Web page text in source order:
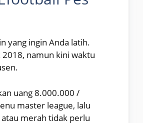
yang ingin Anda latih.
2018, namun kini waktu
uang 8.000.000 /
master league, lalu
merah tidak perlu